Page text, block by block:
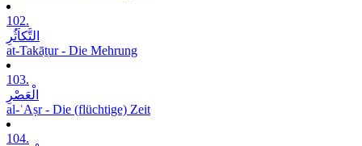
102.
التَّکاَثُرِ
at-Takāṯur - Die Mehrung
103.
الْعَصْرِ
al-ʿAṣr - Die (flüchtige) Zeit
104.